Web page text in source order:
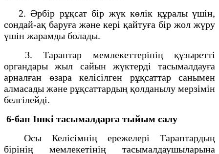
2. Әрбір рұқсат бір жүк көлік құралы үшін,
сондай-ақ баруға және кері қайтуға бір жол жүру
үшін жарамды болады.
3. Тараптар мемлекеттерінің құзыретті
органдары жыл сайын жүктерді тасымалдауға
арналған өзара келісілген рұқсаттар санымен
алмасады және рұқсаттардың қолданылу мерзімін
белгілейді.
6-бап Ішкі тасымалдарға тыйым салу
Осы Келісімнің ережелері Тараптардың
бірінің мемлекетінің тасымалдаушыларына